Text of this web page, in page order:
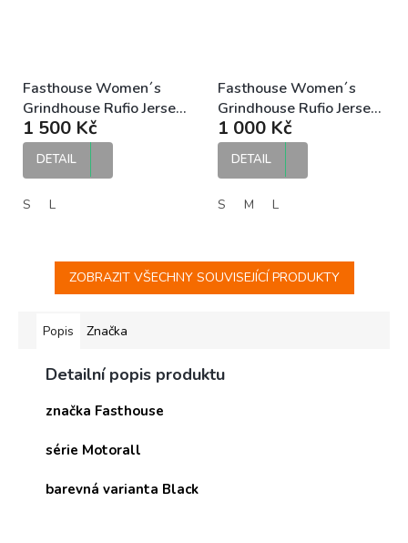
Fasthouse Women´s
Grindhouse Rufio Jersey
Black dámský MX dres
1 500 Kč
DETAIL
S L
Fasthouse Women´s
Grindhouse Rufio Jersey
Slate dámský MX dres
1 000 Kč
DETAIL
S M L
ZOBRAZIT VŠECHNY SOUVISEJÍCÍ PRODUKTY
Popis Značka
Detailní popis produktu
značka Fasthouse
série Motorall
barevná varianta Black